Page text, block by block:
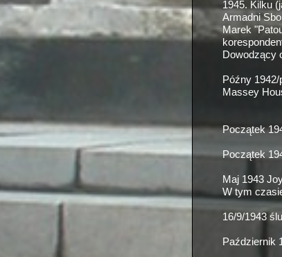
1945. Kilku
Armadni
Marek
Dowodzący
Późny
Massey
Początek
Początek
Maj 1943
W tym
16/9/1943
Październik